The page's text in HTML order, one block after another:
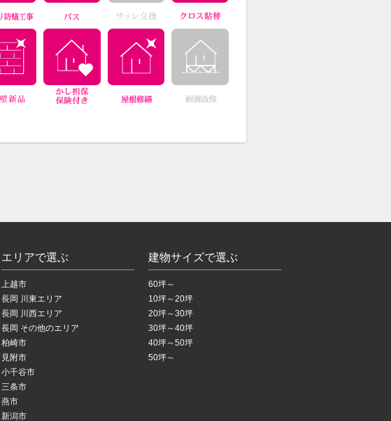
エリアで選ぶ
上越市
長岡 川東エリア
長岡 川西エリア
長岡 その他のエリア
柏崎市
見附市
小千谷市
三条市
燕市
新潟市
建物サイズで選ぶ
60坪～
10坪～20坪
20坪～30坪
30坪～40坪
40坪～50坪
50坪～